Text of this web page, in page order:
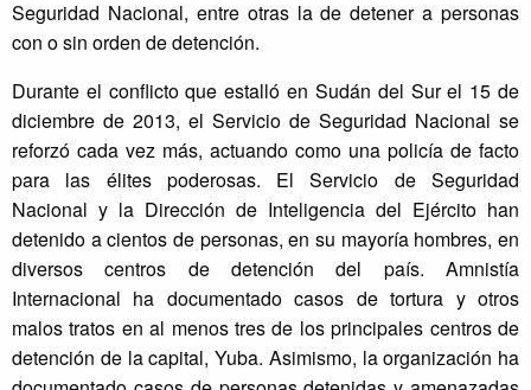
Seguridad Nacional, entre otras la de detener a personas
con o sin orden de detención.
Durante el conflicto que estalló en Sudán del Sur el 15 de
diciembre de 2013, el Servicio de Seguridad Nacional se
reforzó cada vez más, actuando como una policía de facto
para las élites poderosas. El Servicio de Seguridad
Nacional y la Dirección de Inteligencia del Ejército han
detenido a cientos de personas, en su mayoría hombres, en
diversos centros de detención del país. Amnistía
Internacional ha documentado casos de tortura y otros
malos tratos en al menos tres de los principales centros de
detención de la capital, Yuba. Asimismo, la organización ha